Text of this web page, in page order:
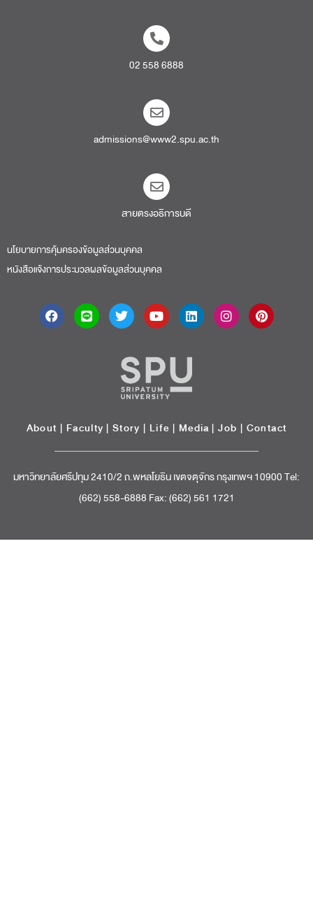
02 558 6888
admissions@www2.spu.ac.th
สายตรงอธิการบดี​
นโยบายการคุ้มครองข้อมูลส่วนบุคคล
หนังสือแจ้งการประมวลผลข้อมูลส่วนบุคคล
About | Faculty | Story | Life | Media |Job | Contact
มหาวิทยาลัยศรีปทุม 2410/2 ถ.พหลโยธิน เขตจตุจักร กรุงเทพฯ 10900 Tel:
(662) 558-6888 Fax: (662) 561 1721